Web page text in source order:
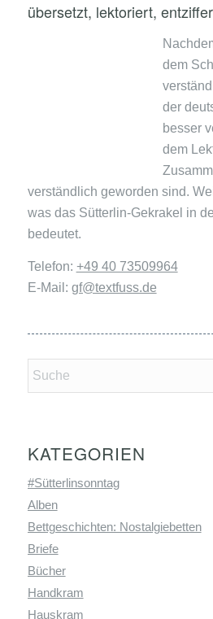
übersetzt, lektoriert,
dem
der
besser
dem
verständlich geworden sind.
was das Sütterlin-Gekrakel in
bedeutet.
Telefon: +49 40 73509964
E-Mail: gf@textfuss.de
KATEGORIEN
#Sütterlinsonntag
Alben
Bettgeschichten: Nostalgiebetten
Briefe
Bücher
Handkram
Hauskram